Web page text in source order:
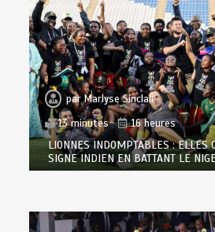
parMarlyse Sinclair
13 minutes
16 heures
LIONNES INDOMPTABLES : ELLES
SIGNE INDIEN EN BATTANT LE